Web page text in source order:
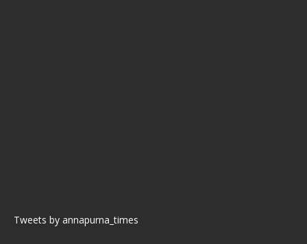
Tweets by annapurna_times